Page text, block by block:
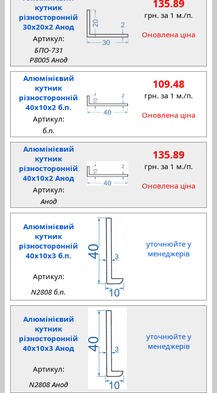
кутник
різносторонній
30x20x2 Анод
135.89
грн. за 1 м./п.
Оновлена ціна
Артикул:
БПО-731
P8005 Анод
Алюмінієвий
кутник
різносторонній
40x10x2 б.п.
109.48
грн. за 1 м./п.
Оновлена ціна
Артикул:
б.п.
Алюмінієвий
кутник
різносторонній
40x10x2 Анод
135.89
грн. за 1 м./п.
Оновлена ціна
Артикул:
Анод
Алюмінієвий
кутник
різносторонній
40x10x3 б.п.
уточнюйте у
менеджерів
Артикул:
N2808 б.п.
Алюмінієвий
кутник
різносторонній
40x10x3 Анод
уточнюйте у
менеджерів
Артикул:
N2808 Анод